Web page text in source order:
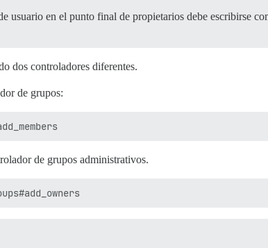
usuario en el punto final de propietarios debe escribirse
dos controladores diferentes.
de grupos:
de grupos administrativos.